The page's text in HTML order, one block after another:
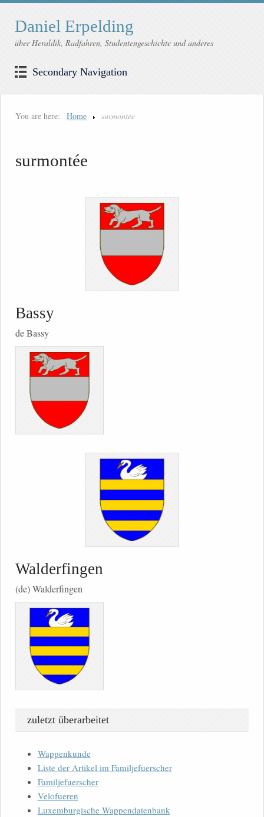
Daniel Erpelding
über Heraldik, Radfahren, Studentengeschichte und anderes
Secondary Navigation
You are here: Home surmontée
surmontée
Bassy
de Bassy
Walderfingen
(de) Walderfingen
zuletzt überarbeitet
Wappenkunde
Liste der Artikel im Familjefuerscher
Familjefuerscher
Velofueren
Luxemburgische Wappendatenbank